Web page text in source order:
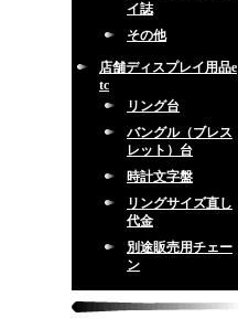
イ誌
その他
店舗ディスプレイ用品e
tc
リング台
バングル（ブレス
レット）台
時計文字盤
リングサイズ直し
代金
別途販売用チェー
ン